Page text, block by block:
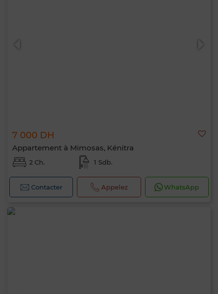
7 000 DH
Appartement à Mimosas, Kénitra
2 Ch. 1 Sdb.
Contacter Appelez WhatsApp